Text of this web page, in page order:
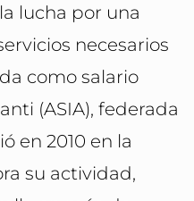
lucha por una
necesarios
como salario
(ASIA), federada
en 2010 en la
su actividad,